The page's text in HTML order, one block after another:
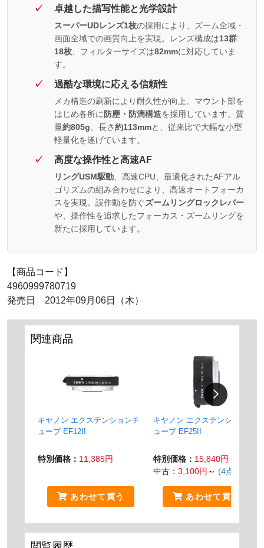
卓越した描写性能と光学設計
スーパーUDレンズ1枚の採用により、ズーム全域・
画面全域での画質向上を実現。レンズ構成は13群
18枚 、フィルターサイズは82mmに対応していま
す。
過酷な環境に応える信頼性
メカ構造の刷新により耐久性が向上。マウント部を
はじめ各所に 防塵・防滴構造を採用しています。質
量約805g 、長さ約113mmと、従来比で大幅な小型
軽量化を遂げています。
高度な操作性と高速AF
リングUSM駆動 、高速CPU、最適化されたAFアル
ゴリズムの組み合わせにより、高速オートフォーカ
スを実現。誤作動を防ぐズームリングロックレバー
や、操作性を追求したフォーカス・ズームリングを
新たに採用しています。
【商品コード】
4960999780719
発売日 2012年09月06日（木）
関連商品
キヤノン エクステンションチ
ューブ EF12II
特別価格： 11,385円
あわせて買う
キヤノン エクステンションチ
ューブ EF25II
特別価格： 15,840円
中古： 3,100円 ～ (4点)
あわせて買う